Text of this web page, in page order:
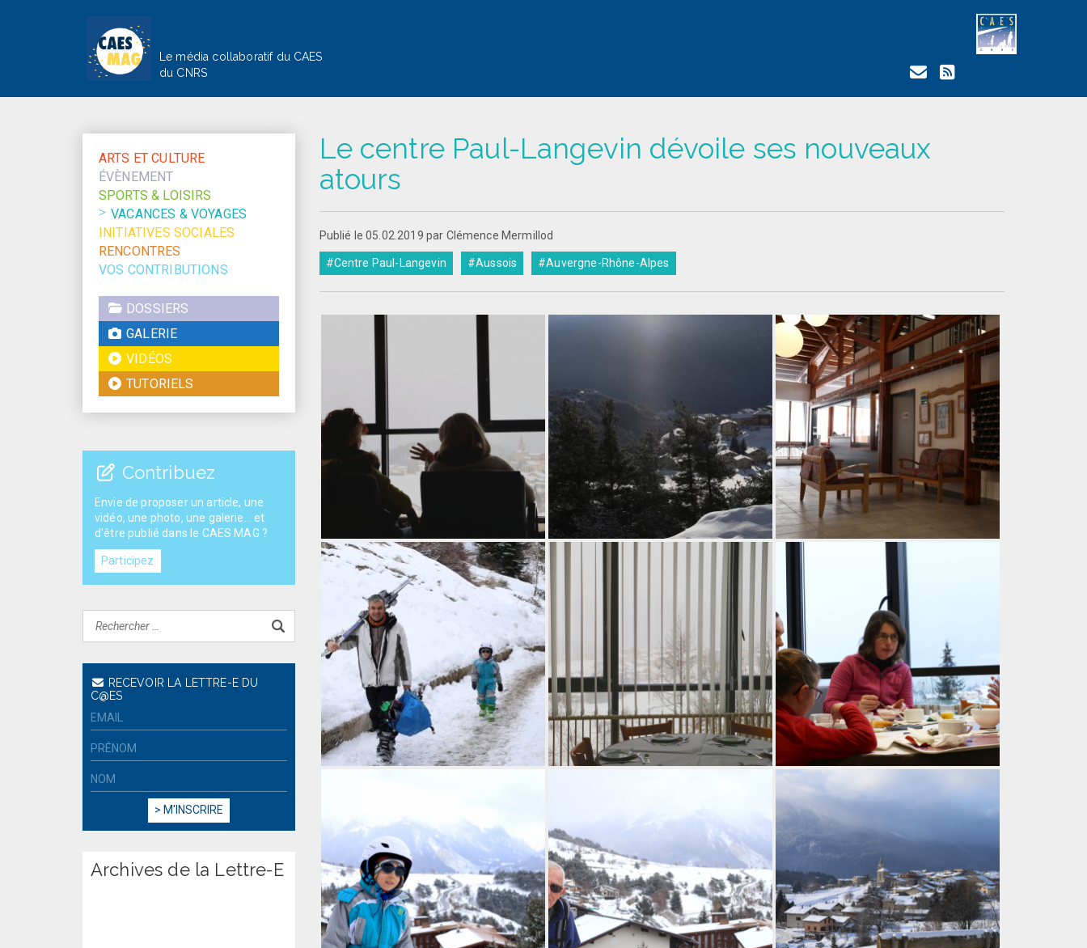
Le média collaboratif du CAES
du CNRS
Le centre Paul-Langevin dévoile ses nouveaux
atours
Publié le 05.02.2019 par Clémence Mermillod
#Centre Paul-Langevin #Aussois #Auvergne-Rhône-Alpes
ARTS ET CULTURE
ÉVÈNEMENT
SPORTS & LOISIRS
VACANCES & VOYAGES
INITIATIVES SOCIALES
RENCONTRES
VOS CONTRIBUTIONS
DOSSIERS
GALERIE
VIDÉOS
TUTORIELS
Contribuez
Envie de proposer un article, une
vidéo, une photo, une galerie... et
d'être publié dans le CAES MAG ?
Participez
RECEVOIR LA LETTRE-E DU
C@ES
Archives de la Lettre-E